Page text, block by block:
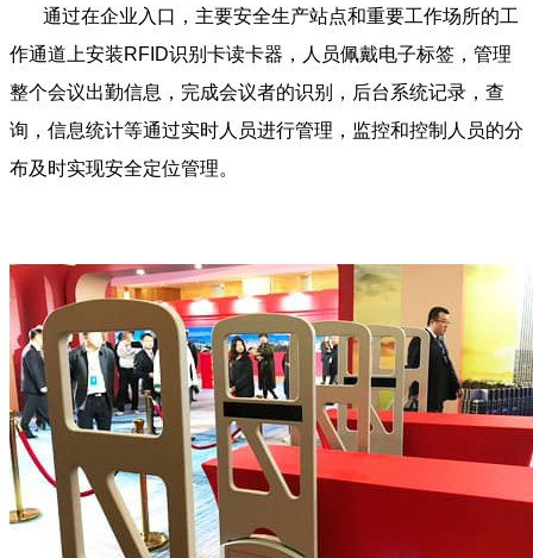
通过在企业入口，主要安全生产站点和重要工作场所的工
作通道上安装RFID识别卡读卡器，人员佩戴电子标签，管理
整个会议出勤信息，完成会议者的识别，后台系统记录，查
询，信息统计等通过实时人员进行管理，监控和控制人员的分
布及时实现安全定位管理。